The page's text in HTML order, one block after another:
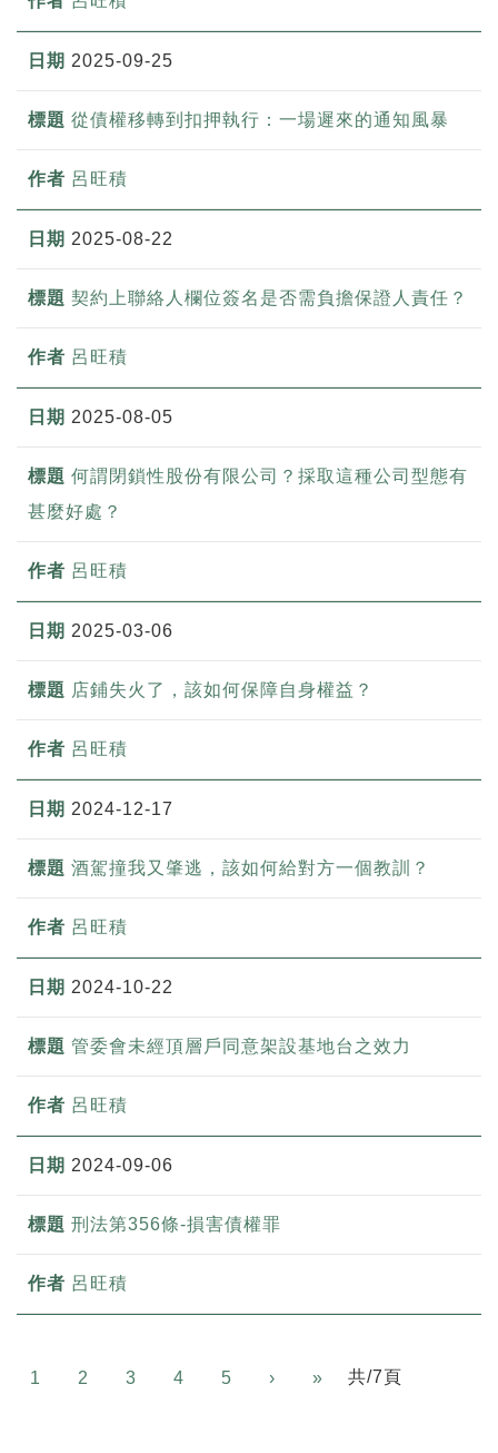
2025-09-25
從債權移轉到扣押執行：一場遲來的通知風暴
呂旺積
2025-08-22
契約上聯絡人欄位簽名是否需負擔保證人責任？
呂旺積
2025-08-05
何謂閉鎖性股份有限公司？採取這種公司型態有
甚麼好處？
呂旺積
2025-03-06
店鋪失火了，該如何保障自身權益？
呂旺積
2024-12-17
酒駕撞我又肇逃，該如何給對方一個教訓？
呂旺積
2024-10-22
管委會未經頂層戶同意架設基地台之效力
呂旺積
2024-09-06
刑法第356條-損害債權罪
呂旺積
1 2 3 4 5 › » Next共/7頁